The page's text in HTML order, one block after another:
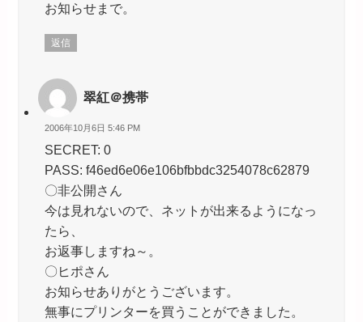
お知らせまで。
返信
翠紅＠携帯
2006年10月6日 5:46 PM
SECRET: 0
PASS: f46ed6e06e106bfbbdc3254078c62879
〇非公開さん
今は見れないので、ネットが出来るようになっ
たら、
お返事しますね～。
〇ヒポさん
お知らせありがとうございます。
無事にプリンターを買うことができました。